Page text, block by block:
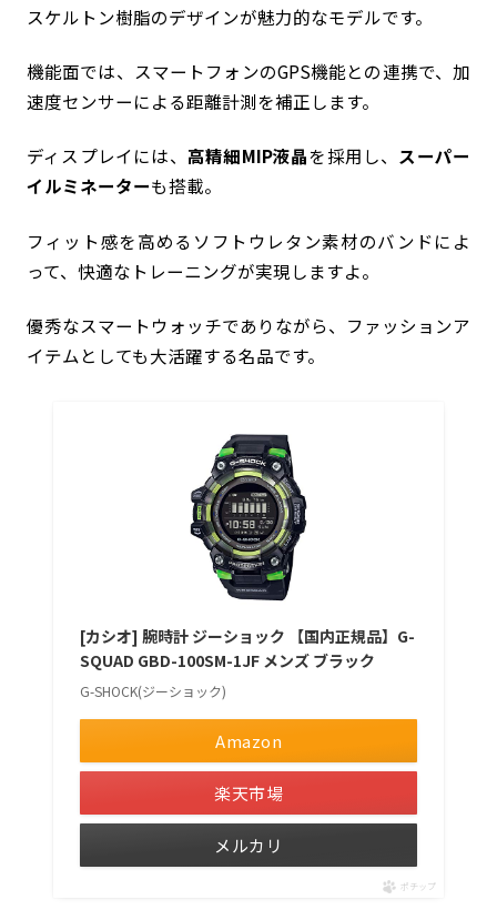
スケルトン樹脂のデザインが魅力的なモデルです。
機能面では、スマートフォンのGPS機能との連携で、加
速度センサーによる距離計測を補正します。
ディスプレイには、 高精細MIP液晶を採用し、 スーパー
イルミネーターも搭載。
フィット感を高めるソフトウレタン素材のバンドによ
って、快適なトレーニングが実現しますよ。
優秀なスマートウォッチでありながら、ファッションア
イテムとしても大活躍する名品です。
[カシオ] 腕時計 ジーショック 【国内正規品】G-
SQUAD GBD-100SM-1JF メンズ ブラック
G-SHOCK(ジーショック)
Amazon
楽天市場
メルカリ
ポチップ